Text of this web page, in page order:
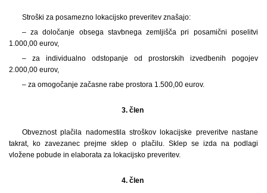
Stroški za posamezno lokacijsko preveritev znašajo:
– za določanje obsega stavbnega zemljišča pri posamični poselitvi
1.000,00 eurov,
– za individualno odstopanje od prostorskih izvedbenih pogojev
2.000,00 eurov,
– za omogočanje začasne rabe prostora 1.500,00 eurov.
3. člen
Obveznost plačila nadomestila stroškov lokacijske preveritve nastane
takrat, ko zavezanec prejme sklep o plačilu. Sklep se izda na podlagi
vložene pobude in elaborata za lokacijsko preveritev.
4. člen